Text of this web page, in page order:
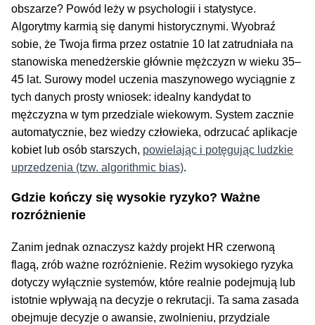
obszarze? Powód leży w psychologii i statystyce.
Algorytmy karmią się danymi historycznymi. Wyobraź
sobie, że Twoja firma przez ostatnie 10 lat zatrudniała na
stanowiska menedżerskie głównie mężczyzn w wieku 35–
45 lat. Surowy model uczenia maszynowego wyciągnie z
tych danych prosty wniosek: idealny kandydat to
mężczyzna w tym przedziale wiekowym. System zacznie
automatycznie, bez wiedzy człowieka, odrzucać aplikacje
kobiet lub osób starszych, powielając i potęgując ludzkie
uprzedzenia (tzw. algorithmic bias).
Gdzie kończy się wysokie ryzyko? Ważne
rozróżnienie
Zanim jednak oznaczysz każdy projekt HR czerwoną
flagą, zrób ważne rozróżnienie. Reżim wysokiego ryzyka
dotyczy wyłącznie systemów, które realnie podejmują lub
istotnie wpływają na decyzje o rekrutacji. Ta sama zasada
obejmuje decyzje o awansie, zwolnieniu, przydziale